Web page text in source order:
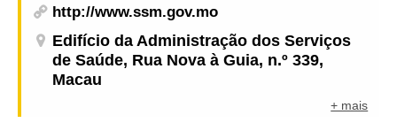
http://www.ssm.gov.mo
Edifício da Administração dos Serviços
de Saúde, Rua Nova à Guia, n.º 339,
Macau
+ mais